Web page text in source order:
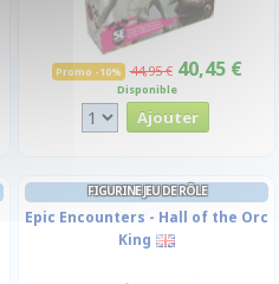
Promo -10% 44,95 € 40,45 €
Disponible
FIGURINE JEU DE RÔLE
Epic Encounters - Hall of the Orc
King